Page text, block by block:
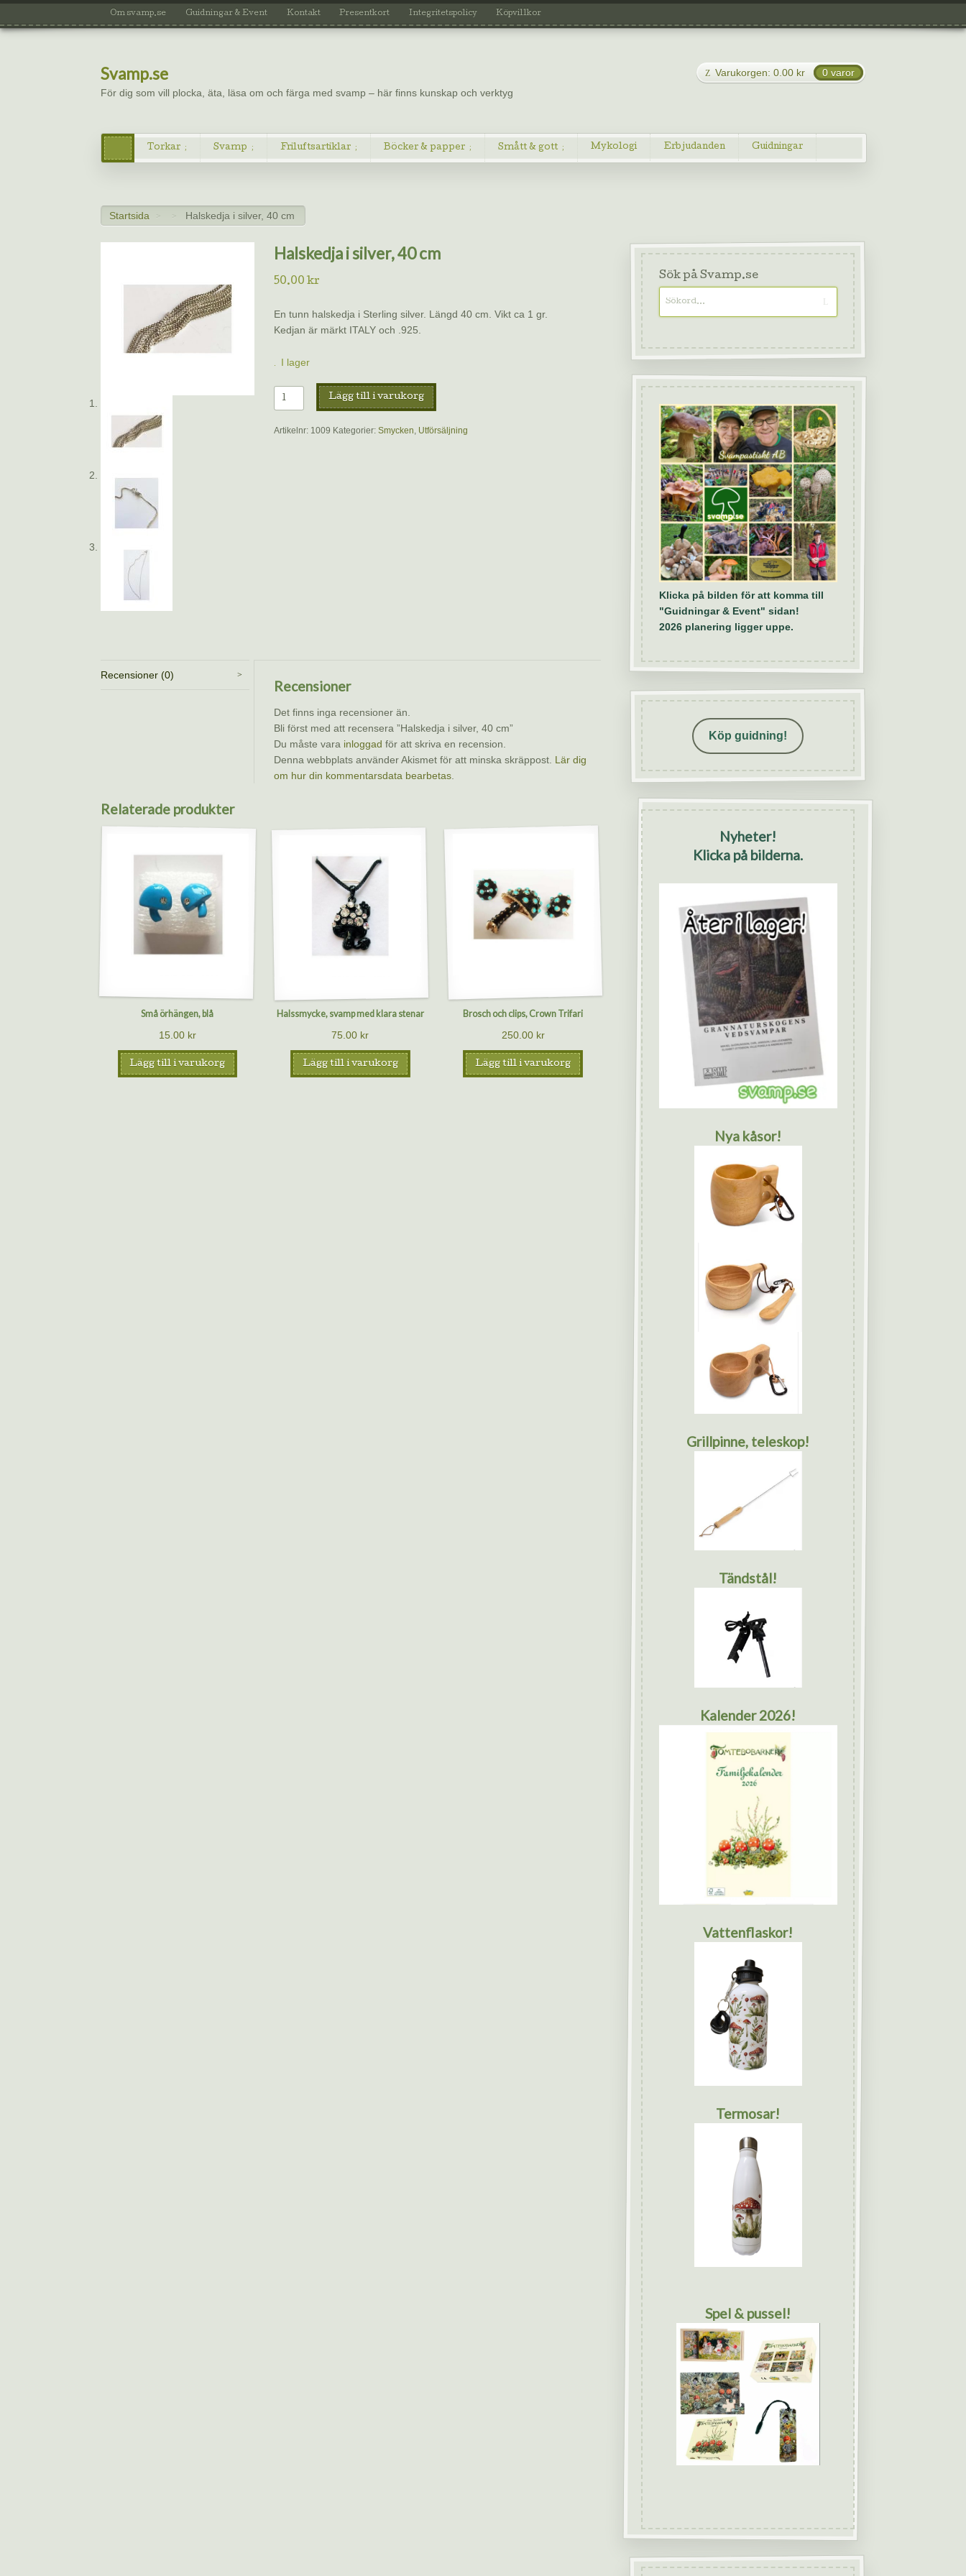
Om svamp.se Guidningar & Event Kontakt Presentkort Integritetspolicy Köpvillkor
Svamp.se
För dig som vill plocka, äta, läsa om och färga med svamp – här finns kunskap och verktyg
Varukorgen: 0.00 kr 0 varor
Torkar Svamp Friluftsartiklar Böcker & papper Smått & gott Mykologi Erbjudanden Guidningar
Startsida > > Halskedja i silver, 40 cm
Halskedja i silver, 40 cm
50.00 kr
En tunn halskedja i Sterling silver. Längd 40 cm. Vikt ca 1 gr.
Kedjan är märkt ITALY och .925.
I lager
Halskedja
i
silver,
Lägg till i varukorg
Artikelnr: 1009 Kategorier: Smycken, Utförsäljning
Recensioner (0)
Recensioner
Det finns inga recensioner än.
Bli först med att recensera ”Halskedja i silver, 40 cm”
Du måste vara inloggad för att skriva en recension.
Denna webbplats använder Akismet för att minska skräppost. Lär dig
om hur din kommentarsdata bearbetas.
Relaterade produkter
Små örhängen, blå
15.00 kr
Lägg till i varukorg
Halssmycke, svamp med klara stenar
75.00 kr
Lägg till i varukorg
Brosch och clips, Crown Trifari
250.00 kr
Lägg till i varukorg
Sök på Svamp.se
Klicka på bilden för att komma till
"Guidningar & Event" sidan!
2026 planering ligger uppe.
Köp guidning!
Nyheter!
Klicka på bilderna.
Nya kåsor!
Grillpinne, teleskop!
Tändstål!
Kalender 2026!
Vattenflaskor!
Termosar!
Spel & pussel!